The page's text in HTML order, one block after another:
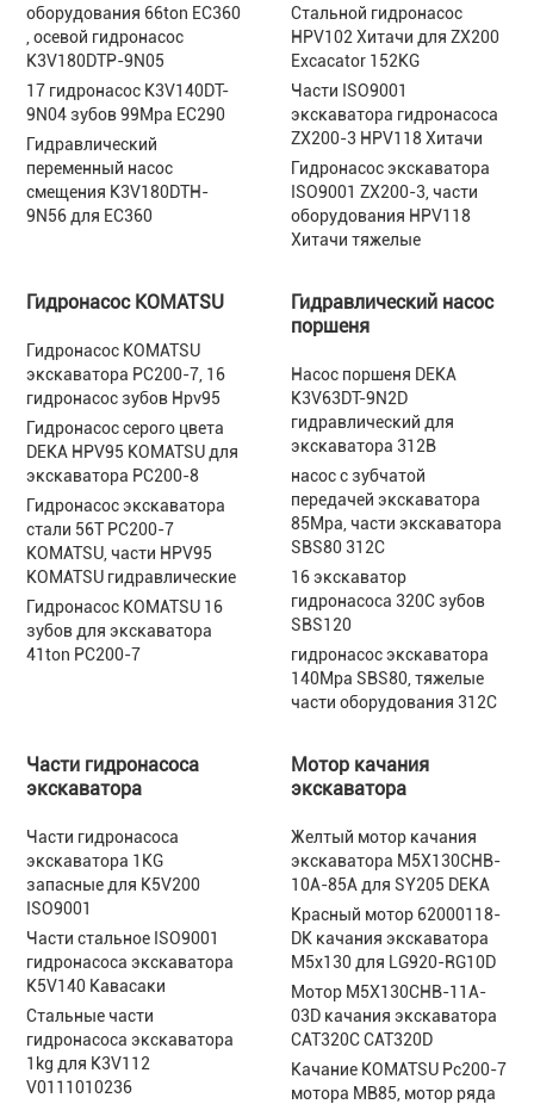
оборудования 66ton EC360
, осевой гидронасос
K3V180DTP-9N05
17 гидронасос K3V140DT-
9N04 зубов 99Mpa EC290
Гидравлический
переменный насос
смещения K3V180DTH-
9N56 для EC360
Стальной гидронасос
HPV102 Хитачи для ZX200
Excacator 152KG
Части ISO9001
экскаватора гидронасоса
ZX200-3 HPV118 Хитачи
Гидронасос экскаватора
ISO9001 ZX200-3, части
оборудования HPV118
Хитачи тяжелые
Гидронасос KOMATSU
Гидронасос KOMATSU
экскаватора PC200-7, 16
гидронасос зубов Hpv95
Гидронасос серого цвета
DEKA HPV95 KOMATSU для
экскаватора PC200-8
Гидронасос экскаватора
стали 56T PC200-7
KOMATSU, части HPV95
KOMATSU гидравлические
Гидронасос KOMATSU 16
зубов для экскаватора
41ton PC200-7
Гидравлический насос
поршеня
Насос поршеня DEKA
K3V63DT-9N2D
гидравлический для
экскаватора 312B
насос с зубчатой
передачей экскаватора
85Mpa, части экскаватора
SBS80 312C
16 экскаватор
гидронасоса 320C зубов
SBS120
гидронасос экскаватора
140Mpa SBS80, тяжелые
части оборудования 312C
Части гидронасоса
экскаватора
Части гидронасоса
экскаватора 1KG
запасные для K5V200
ISO9001
Части стальное ISO9001
гидронасоса экскаватора
K5V140 Кавасаки
Стальные части
гидронасоса экскаватора
1kg для K3V112
V0111010236
Мотор качания
экскаватора
Желтый мотор качания
экскаватора M5X130CHB-
10A-85A для SY205 DEKA
Красный мотор 62000118-
DK качания экскаватора
M5x130 для LG920-RG10D
Мотор M5X130CHB-11A-
03D качания экскаватора
CAT320C CAT320D
Качание KOMATSU Pc200-7
мотора MB85, мотор ряда